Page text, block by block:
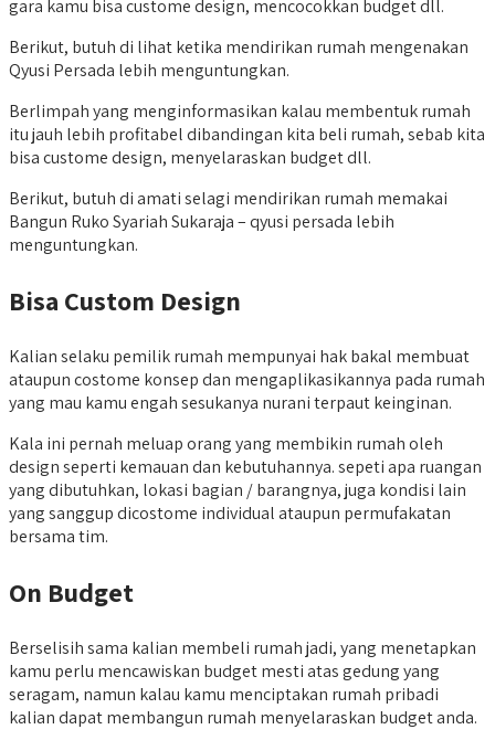
gara kamu bisa custome design, mencocokkan budget dll.
Berikut, butuh di lihat ketika mendirikan rumah mengenakan
Qyusi Persada lebih menguntungkan.
Berlimpah yang menginformasikan kalau membentuk rumah
itu jauh lebih profitabel dibandingan kita beli rumah, sebab kita
bisa custome design, menyelaraskan budget dll.
Berikut, butuh di amati selagi mendirikan rumah memakai
Bangun Ruko Syariah Sukaraja – qyusi persada lebih
menguntungkan.
Bisa Custom Design
Kalian selaku pemilik rumah mempunyai hak bakal membuat
ataupun costome konsep dan mengaplikasikannya pada rumah
yang mau kamu engah sesukanya nurani terpaut keinginan.
Kala ini pernah meluap orang yang membikin rumah oleh
design seperti kemauan dan kebutuhannya. sepeti apa ruangan
yang dibutuhkan, lokasi bagian / barangnya, juga kondisi lain
yang sanggup dicostome individual ataupun permufakatan
bersama tim.
On Budget
Berselisih sama kalian membeli rumah jadi, yang menetapkan
kamu perlu mencawiskan budget mesti atas gedung yang
seragam, namun kalau kamu menciptakan rumah pribadi
kalian dapat membangun rumah menyelaraskan budget anda.